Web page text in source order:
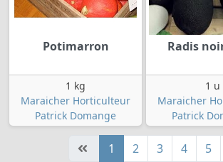
Potimarron
1 kg
Maraicher Horticulteur
Patrick Domange
Radis
1 u
Maraicher
Patrick
1 2 3 4 5